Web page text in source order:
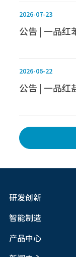
2026-07-23
公告 | 一品红
2026-06-22
公告 | 一品红
研发创新
智能制造
产品中心